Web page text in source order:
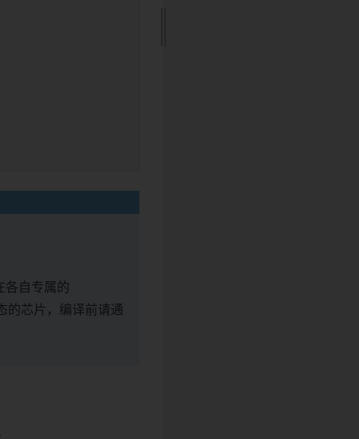
各自专属的
的芯片，编译前请通